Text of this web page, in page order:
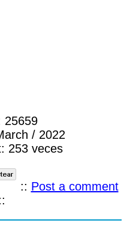
25659
/ 2022
253 veces
:: Post a comment